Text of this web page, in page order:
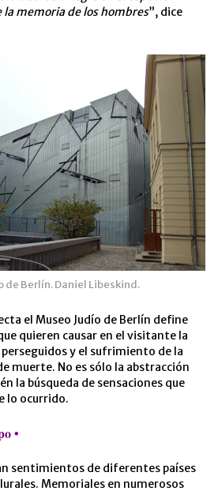
la memoria de los hombres”, dice
de Berlín. Daniel Libeskind.
el Museo Judío de Berlín define
quieren causar en el visitante la
y el sufrimiento de la
muerte. No es sólo la abstracción
la búsqueda de sensaciones que
lo ocurrido.
•
sentimientos de diferentes países
Memoriales en numerosos